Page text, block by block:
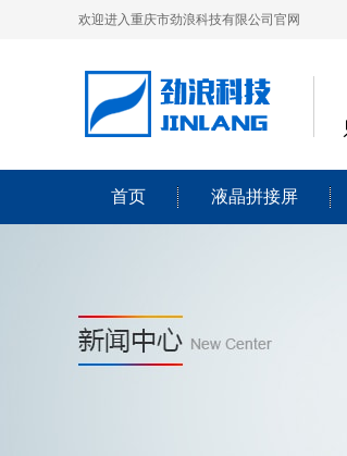
欢迎进入重庆市劲浪科技有限公司官网
首页 液晶拼接屏